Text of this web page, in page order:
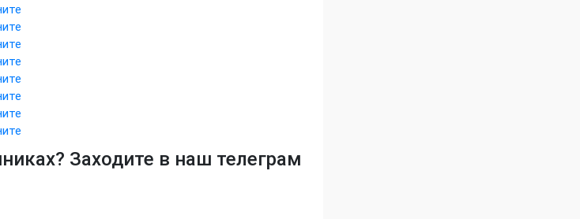
Заходите в наш телеграм